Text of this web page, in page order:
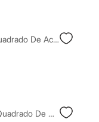
Óculos De Sol Unissex Quadrado De Acetato Transparente
Óculos De Sol Feminino Quadrado De Acetato Triton Preto